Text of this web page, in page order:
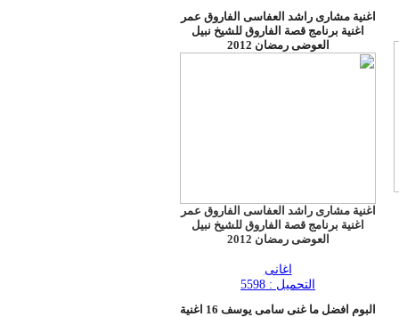
اغنية مشارى راشد العفاسى الفاروق عمر
اغنية برنامج قصة الفاروق للشيخ نبيل
العوضى رمضان 2012
اغنية مشارى راشد العفاسى الفاروق عمر
اغنية برنامج قصة الفاروق للشيخ نبيل
العوضى رمضان 2012
اغانى
التحميل : 5598
البوم افضل ما غنى سامى يوسف 16 اغنية